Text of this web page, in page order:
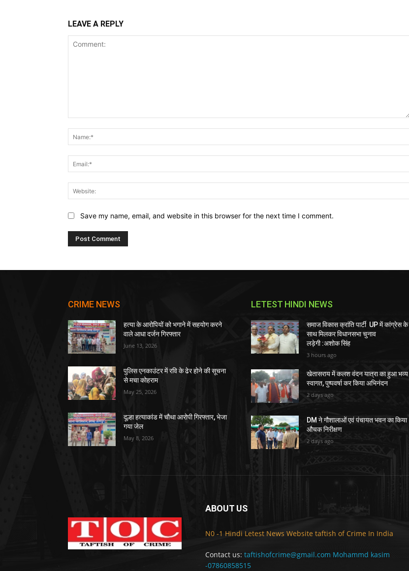
LEAVE A REPLY
Save my name, email, and website in this browser for the next time I comment.
CRIME NEWS
हत्या के आरोपियों को भगाने में सहयोग करने
वाले आधा दर्जन गिरफ्तार
June 13, 2026
पुलिस एनकाउंटर में रवि के ढेर होने की सूचना
से मचा कोहराम
May 25, 2026
दूल्हा हत्याकांड में चौथा आरोपी गिरफ्तार, भेजा
गया जेल
May 8, 2026
LETEST HINDI NEWS
समाज विकास क्रांति पार्टी UP में कांग्रेस के
साथ मिलकर विधानसभा चुनाव
लड़ेगी :अशोक सिंह
3 hours ago
खेतासराय में कलश वंदन यात्रा का हुआ भव्य
स्वागत, पुष्पवर्षा कर किया अभिनंदन
2 days ago
DM ने गौशालाओं एवं पंचायत भवन का किया
औचक निरीक्षण
2 days ago
ABOUT US
N0 -1 Hindi Letest News Website taftish of Crime In India
Contact us: taftishofcrime@gmail.com Mohammd kasim
-07860858515